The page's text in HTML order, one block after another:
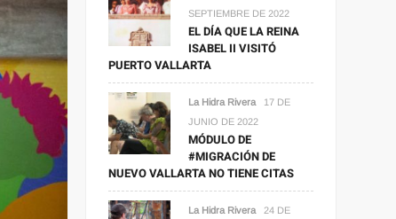
SEPTIEMBRE DE 2022
EL DÍA QUE LA REINA
ISABEL II VISITÓ
PUERTO VALLARTA
La Hidra Rivera
17 DE
JUNIO DE 2022
MÓDULO DE
#MIGRACIÓN DE
NUEVO VALLARTA NO TIENE CITAS
La Hidra Rivera
24 DE